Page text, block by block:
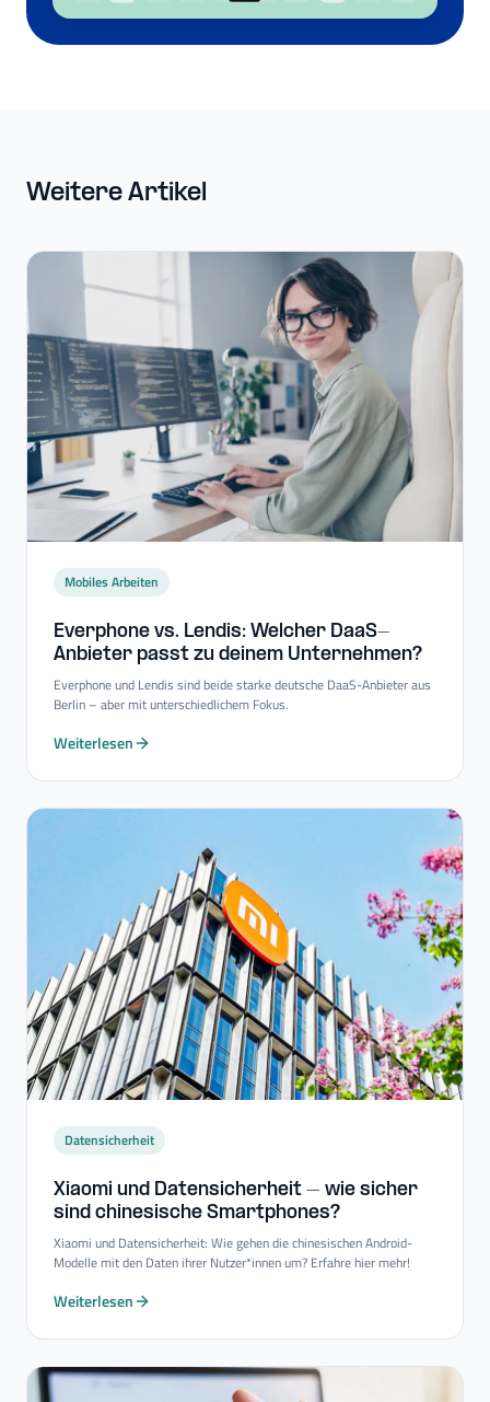
Weitere Artikel
Mobiles Arbeiten
Everphone vs. Lendis: Welcher DaaS-​
Anbieter passt zu deinem Unternehmen?
Everphone und Lendis sind beide starke deutsche DaaS-Anbieter aus
Berlin – aber mit unterschiedlichem Fokus.
Weiterlesen
Datensicherheit
Xiaomi und Datensicherheit – wie sicher
sind chinesische Smartphones?
Xiaomi und Datensicherheit: Wie gehen die chinesischen Android-
Modelle mit den Daten ihrer Nutzer*innen um? Erfahre hier mehr!
Weiterlesen